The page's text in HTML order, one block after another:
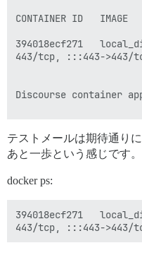
CONTAINER
394018ecf271
443/tcp, :::443->443/
Discourse container
====================
- git clone
Discourse version at
テストメールは期待通りに
あと一歩という感じです。
docker ps:
394018ecf271